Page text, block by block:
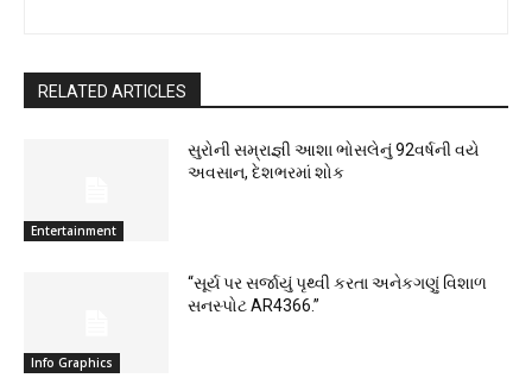
RELATED ARTICLES
Entertainment
સુરોની સમ્રાજ્ઞી આશા ભોસલેનું 92વર્ષની વયે
અવસાન, દેશભરમાં શોક
Info Graphics
“સૂર્ય પર સર્જાયું પૃથ્વી કરતા અનેકગણું વિશાળ
સનસ્પોટ AR4366.”